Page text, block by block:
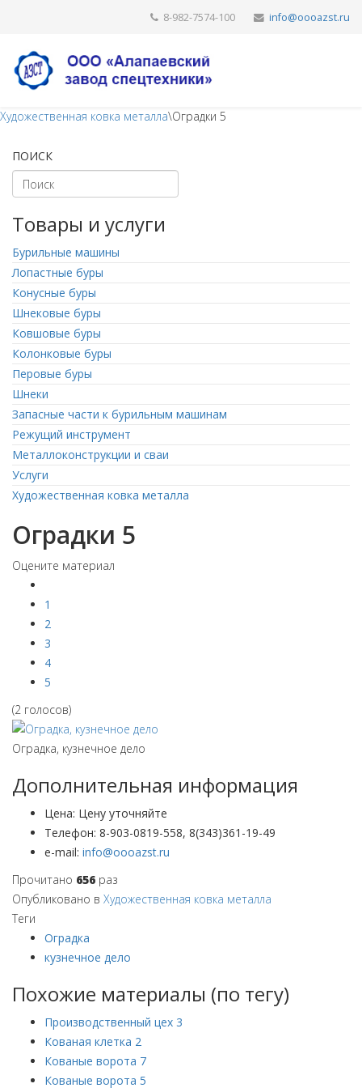
8-982-7574-100
Художественная ковка металла\Оградки 5
ПОИСК
Товары и услуги
Бурильные машины
Лопастные буры
Конусные буры
Шнековые буры
Ковшовые буры
Колонковые буры
Перовые буры
Шнеки
Запасные части к бурильным машинам
Режущий инструмент
Металлоконструкции и сваи
Услуги
Художественная ковка металла
Оградки 5
Оцените материал
1
2
3
4
5
(2 голосов)
Оградка, кузнечное дело
Дополнительная информация
Цена: Цену уточняйте
Телефон: 8-903-0819-558, 8(343)361-19-49
e-mail:
Прочитано 656 раз
Опубликовано в Художественная ковка металла
Теги
Оградка
кузнечное дело
Похожие материалы (по тегу)
Производственный цех 3
Кованая клетка 2
Кованые ворота 7
Кованые ворота 5